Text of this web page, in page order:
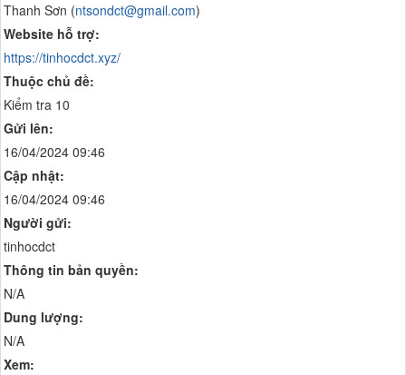
Thanh Sơn (ntsondct@gmail.com)
Website hỗ trợ:
https://tinhocdct.xyz/
Thuộc chủ đề:
Kiểm tra 10
Gửi lên:
16/04/2024 09:46
Cập nhật:
16/04/2024 09:46
Người gửi:
tinhocdct
Thông tin bản quyền:
N/A
Dung lượng:
N/A
Xem: